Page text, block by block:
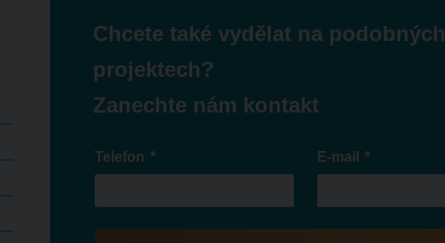
Chcete také vydělat na podobných
projektech?
Zanechte nám kontakt
Telefon * E-mail *